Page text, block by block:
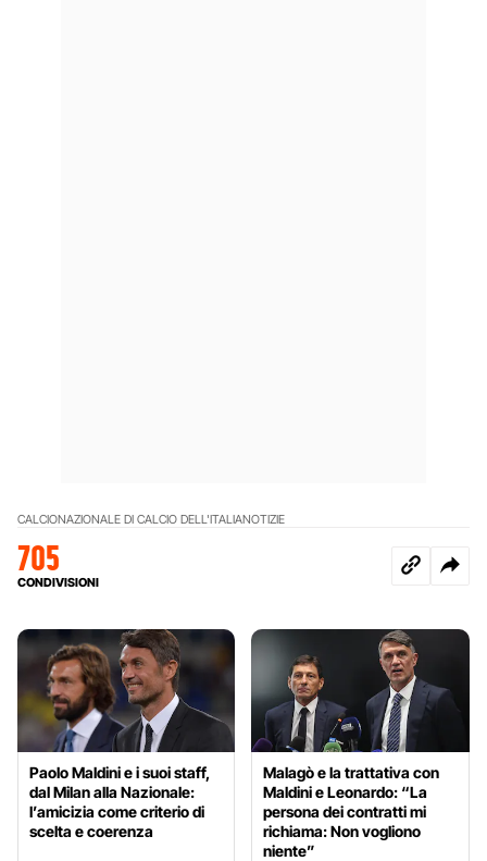
CALCIONAZIONALE DI CALCIO DELL'ITALIANOTIZIE
705
CONDIVISIONI
Paolo Maldini e i suoi staff,
dal Milan alla Nazionale:
l’amicizia come criterio di
scelta e coerenza
Malagò e la trattativa con
Maldini e Leonardo: “La
persona dei contratti mi
richiama: Non vogliono
niente”